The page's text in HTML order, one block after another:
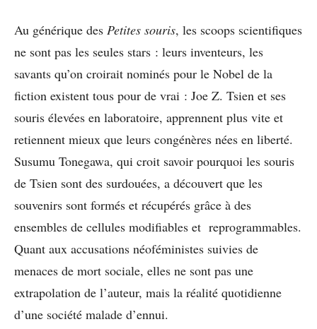
Au générique des Petites souris, les scoops scientifiques
ne sont pas les seules stars : leurs inventeurs, les
savants qu’on croirait nominés pour le Nobel de la
fiction existent tous pour de vrai : Joe Z. Tsien et ses
souris élevées en laboratoire, apprennent plus vite et
retiennent mieux que leurs congénères nées en liberté.
Susumu Tonegawa, qui croit savoir pourquoi les souris
de Tsien sont des surdouées, a découvert que les
souvenirs sont formés et récupérés grâce à des
ensembles de cellules modifiables et reprogrammables.
Quant aux accusations néoféministes suivies de
menaces de mort sociale, elles ne sont pas une
extrapolation de l’auteur, mais la réalité quotidienne
d’une société malade d’ennui.